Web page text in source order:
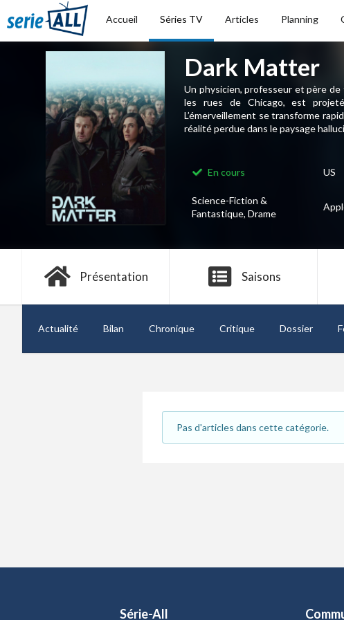
Accueil Séries TV Articles Planning
Dark Matter
Un physicien, professeur et père de
les rues de Chicago, est
L’émerveillement se transforme
réalité perdue dans le paysage
En cours US
Science-Fiction &
Fantastique, Drame
Présentation Saisons
Actualité Bilan Chronique Critique Dossier
Pas d'articles dans cette catégorie.
Série-All